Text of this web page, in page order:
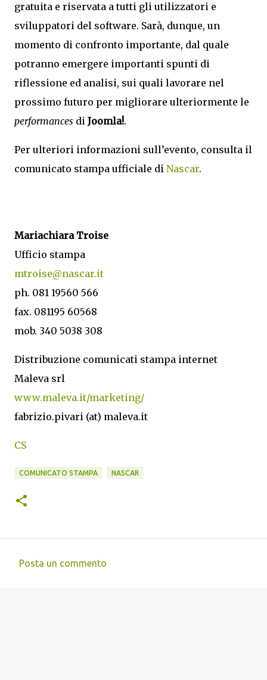
gratuita e riservata a tutti gli utilizzatori e
sviluppatori del software. Sarà, dunque, un
momento di confronto importante, dal quale
potranno emergere importanti spunti di
riflessione ed analisi, sui quali lavorare nel
prossimo futuro per migliorare ulteriormente le
performances di Joomla!.
Per ulteriori informazioni sull’evento, consulta il
comunicato stampa ufficiale di Nascar.
Mariachiara Troise
Ufficio stampa
mtroise@nascar.it
ph. 081 19560 566
fax. 081195 60568
mob. 340 5038 308
Distribuzione comunicati stampa internet
Maleva srl
www.maleva.it/marketing/
fabrizio.pivari (at) maleva.it
CS
COMUNICATO STAMPA NASCAR
Posta un commento